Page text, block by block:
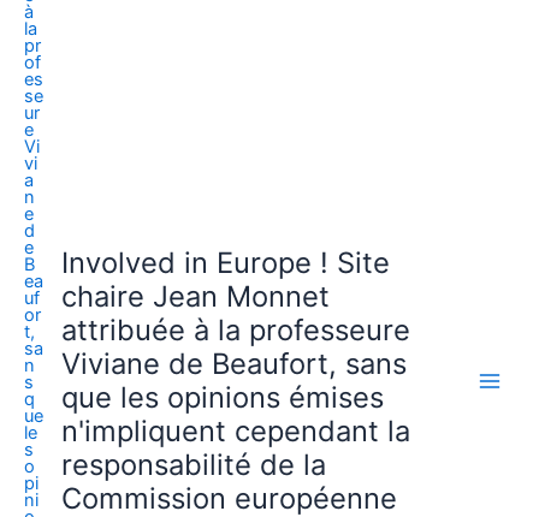
Involved in Europe ! Site
chaire Jean Monnet
attribuée à la professeure
Viviane de Beaufort, sans
que les opinions émises
n'impliquent cependant la
responsabilité de la
Commission européenne